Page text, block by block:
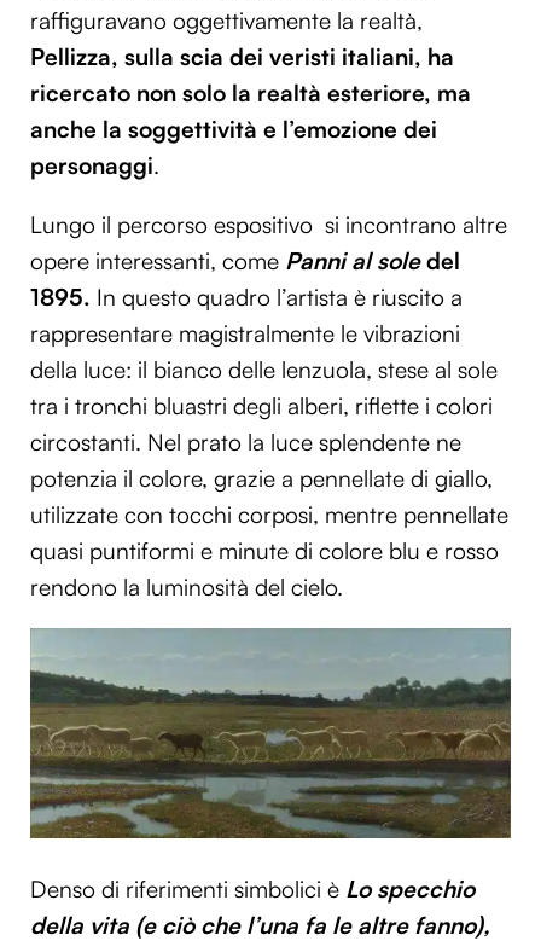
raffiguravano oggettivamente la realtà,
Pellizza, sulla scia dei veristi italiani, ha
ricercato non solo la realtà esteriore, ma
anche la soggettività e l’emozione dei
personaggi.
Lungo il percorso espositivo si incontrano altre
opere interessanti, come Panni al soledel
1895. In questo quadro l’artista è riuscito a
rappresentare magistralmente le vibrazioni
della luce: il bianco delle lenzuola, stese al sole
tra i tronchi bluastri degli alberi, riflette i colori
circostanti. Nel prato la luce splendente ne
potenzia il colore, grazie a pennellate di giallo,
utilizzate con tocchi corposi, mentre pennellate
quasi puntiformi e minute di colore blu e rosso
rendono la luminosità del cielo.
Denso di riferimenti simbolici è Lo specchio
della vita (e ciò che l’una fa le altre fanno),